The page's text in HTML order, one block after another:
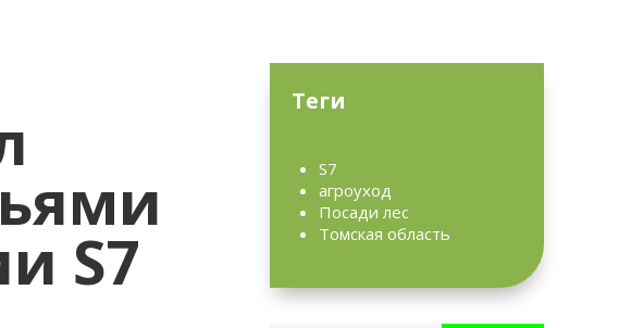
S7
Теги
S7
агроуход
Посади лес
Томская область